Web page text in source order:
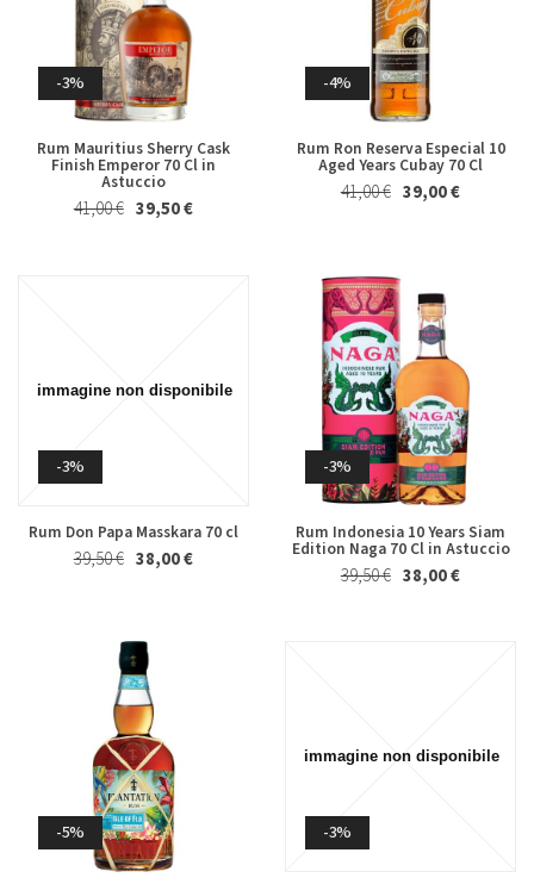
-2%
Latte Majani 250 Gr
24,50 € 24,00 €
-5%
Fragole e Mandorle Majani 115
Gr
5,70 € 5,40 €
-2%
-3%
Rum Mauritius Sherry Cask
Finish Emperor 70 Cl in
Astuccio
41,00 € 39,50 €
-4%
Rum Ron Reserva Especial 10
Aged Years Cubay 70 Cl
41,00 € 39,00 €
-3%
Rum Don Papa Masskara 70 cl
39,50 € 38,00 €
-3%
Rum Indonesia 10 Years Siam
Edition Naga 70 Cl in Astuccio
39,50 € 38,00 €
-5% -3%
Whisky & Whiskey